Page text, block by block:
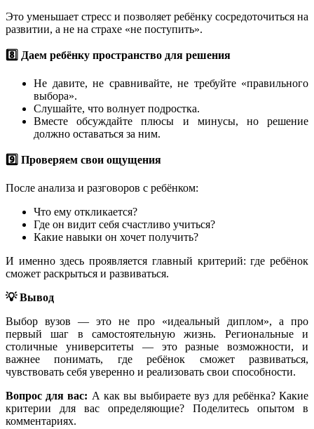
Это уменьшает стресс и позволяет ребёнку сосредоточиться на
развитии, а не на страхе «не поступить».
8️⃣ Даем ребёнку пространство для решения
Не давите, не сравнивайте, не требуйте «правильного
выбора».
Слушайте, что волнует подростка.
Вместе обсуждайте плюсы и минусы, но решение
должно оставаться за ним.
9️⃣ Проверяем свои ощущения
После анализа и разговоров с ребёнком:
Что ему откликается?
Где он видит себя счастливо учиться?
Какие навыки он хочет получить?
И именно здесь проявляется главный критерий: где ребёнок
сможет раскрыться и развиваться.
💡 Вывод
Выбор вузов — это не про «идеальный диплом», а про
первый шаг в самостоятельную жизнь. Региональные и
столичные университеты — это разные возможности, и
важнее понимать, где ребёнок сможет развиваться,
чувствовать себя уверенно и реализовать свои способности.
Вопрос для вас: А как вы выбираете вуз для ребёнка? Какие
критерии для вас определяющие? Поделитесь опытом в
комментариях.